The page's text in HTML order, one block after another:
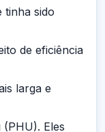
tinha sido
de eficiência
larga e
Eles